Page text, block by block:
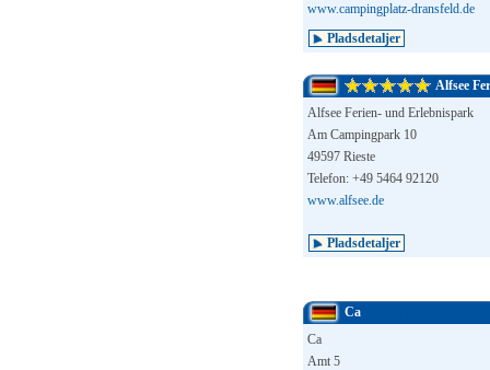
www.campingplatz-dransfeld.de
Pladsdetaljer
Alfsee
Alfsee Ferien- und Erlebnispark
Am Campingpark 10
49597 Rieste
Telefon: +49 5464 92120
www.alfsee.de
Pladsdetaljer
Ca
Ca
Amt 5